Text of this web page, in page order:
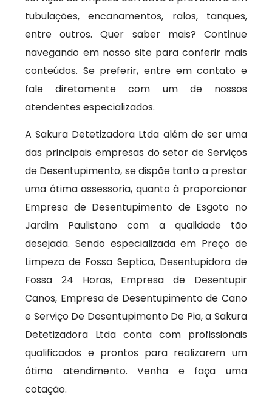
tubulações, encanamentos, ralos, tanques,
entre outros. Quer saber mais? Continue
navegando em nosso site para conferir mais
conteúdos. Se preferir, entre em contato e
fale diretamente com um de nossos
atendentes especializados.
A Sakura Detetizadora Ltda além de ser uma
das principais empresas do setor de Serviços
de Desentupimento, se dispõe tanto a prestar
uma ótima assessoria, quanto à proporcionar
Empresa de Desentupimento de Esgoto no
Jardim Paulistano com a qualidade tão
desejada. Sendo especializada em Preço de
Limpeza de Fossa Septica, Desentupidora de
Fossa 24 Horas, Empresa de Desentupir
Canos, Empresa de Desentupimento de Cano
e Serviço De Desentupimento De Pia, a Sakura
Detetizadora Ltda conta com profissionais
qualificados e prontos para realizarem um
ótimo atendimento. Venha e faça uma
cotação.